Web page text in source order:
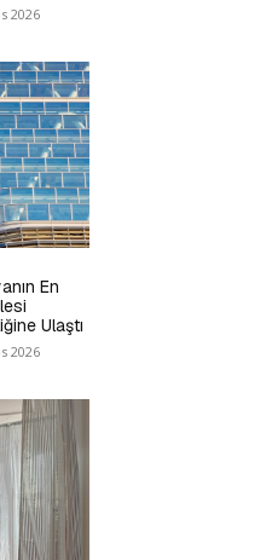
2026
En
Ulaştı
2026